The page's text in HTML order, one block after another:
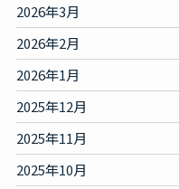
2026年3月
2026年2月
2026年1月
2025年12月
2025年11月
2025年10月